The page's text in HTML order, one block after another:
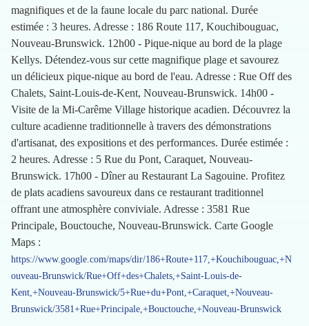
magnifiques et de la faune locale du parc national. Durée
estimée : 3 heures. Adresse : 186 Route 117, Kouchibouguac,
Nouveau-Brunswick. 12h00 - Pique-nique au bord de la plage
Kellys. Détendez-vous sur cette magnifique plage et savourez
un délicieux pique-nique au bord de l'eau. Adresse : Rue Off des
Chalets, Saint-Louis-de-Kent, Nouveau-Brunswick. 14h00 -
Visite de la Mi-Carême Village historique acadien. Découvrez la
culture acadienne traditionnelle à travers des démonstrations
d'artisanat, des expositions et des performances. Durée estimée :
2 heures. Adresse : 5 Rue du Pont, Caraquet, Nouveau-
Brunswick. 17h00 - Dîner au Restaurant La Sagouine. Profitez
de plats acadiens savoureux dans ce restaurant traditionnel
offrant une atmosphère conviviale. Adresse : 3581 Rue
Principale, Bouctouche, Nouveau-Brunswick. Carte Google
Maps :
https://www.google.com/maps/dir/186+Route+117,+Kouchibouguac,+N
ouveau-Brunswick/Rue+Off+des+Chalets,+Saint-Louis-de-
Kent,+Nouveau-Brunswick/5+Rue+du+Pont,+Caraquet,+Nouveau-
Brunswick/3581+Rue+Principale,+Bouctouche,+Nouveau-Brunswick